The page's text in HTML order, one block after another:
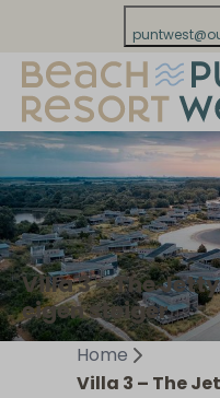
Villa 3 – The
eigen steiger
Home
Villa 3 – The